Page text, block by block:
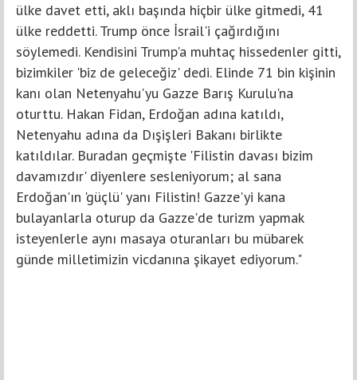
ülke davet etti, aklı başında hiçbir ülke gitmedi, 41
ülke reddetti. Trump önce İsrail'i çağırdığını
söylemedi. Kendisini Trump'a muhtaç hissedenler gitti,
bizimkiler 'biz de geleceğiz' dedi. Elinde 71 bin kişinin
kanı olan Netenyahu'yu Gazze Barış Kurulu'na
oturttu. Hakan Fidan, Erdoğan adına katıldı,
Netenyahu adına da Dışişleri Bakanı birlikte
katıldılar. Buradan geçmişte 'Filistin davası bizim
davamızdır' diyenlere sesleniyorum; al sana
Erdoğan'ın 'güçlü' yanı Filistin! Gazze'yi kana
bulayanlarla oturup da Gazze'de turizm yapmak
isteyenlerle aynı masaya oturanları bu mübarek
günde milletimizin vicdanına şikayet ediyorum."